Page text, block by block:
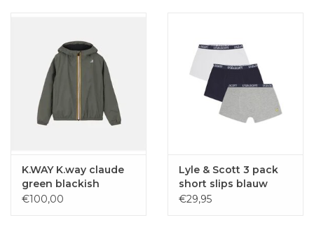
K.WAY K.way claude
green blackish
€100,00
Lyle & Scott 3 pack
short slips blauw
grijs wit
€29,95